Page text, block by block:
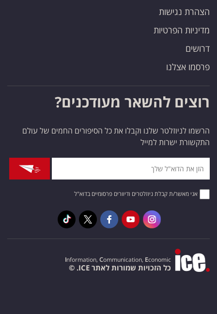
הצהרת נגישות
מדיניות הפרטיות
דרושים
פרסמו אצלנו
רוצים להשאר מעודכנים?
הרשמו לניוזלטר שלנו וקבלו את כל הסיפורים החמים של עולם
התקשורת ישרות למייל
אני מאשר/ת קבלת ניוזלטרים ודיוורים פרסומיים בדוא"ל
Information, Communication, Economic
כל הזכויות שמורות לאתר ICE. ©